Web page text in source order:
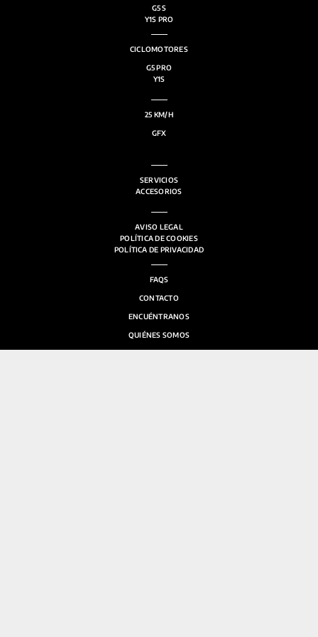
G5 S
Y1S PRO
CICLOMOTORES
G5 PRO
Y1S
25 KM/H
GFX
SERVICIOS
ACCESORIOS
AVISO LEGAL
POLÍTICA DE COOKIES
POLÍTICA DE PRIVACIDAD
FAQS
CONTACTO
ENCUÉNTRANOS
QUIÉNES SOMOS